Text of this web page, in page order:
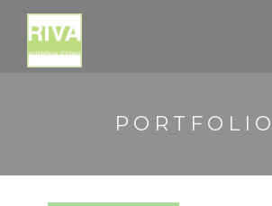
PORTFOLIO